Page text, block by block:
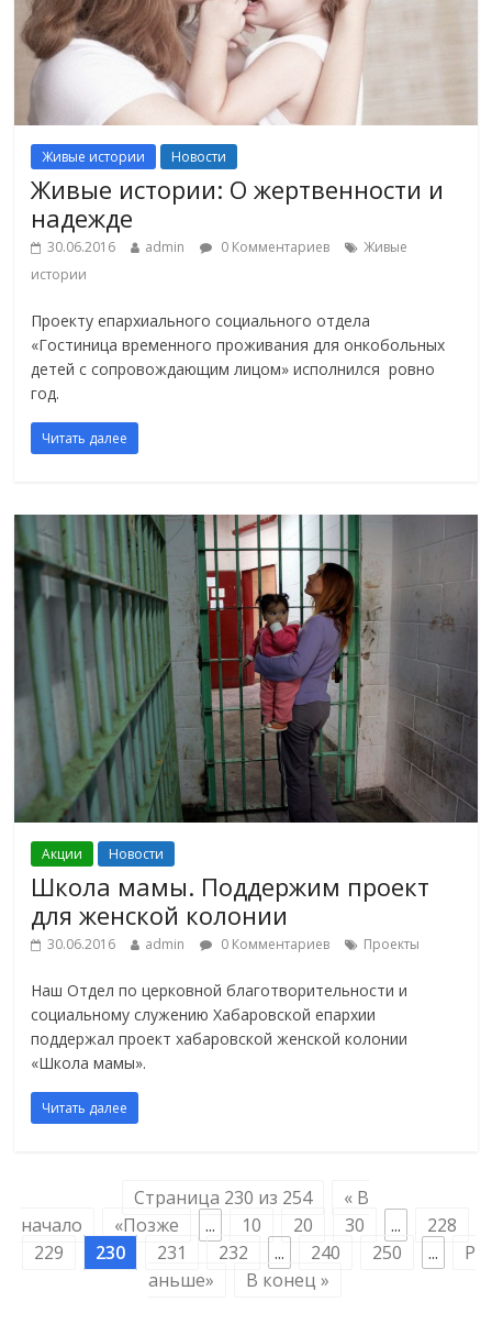
Живые истории Новости
Живые истории: О жертвенности и
надежде
30.06.2016 admin 0 Комментариев
Живые
истории
Проекту епархиального социального отдела
«Гостиница временного проживания для онкобольных
детей с сопровождающим лицом» исполнился ровно
год.
Читать далее
Акции Новости
Школа мамы. Поддержим проект
для женской колонии
30.06.2016 admin 0 Комментариев Проекты
Наш Отдел по церковной благотворительности и
социальному служению Хабаровской епархии
поддержал проект хабаровской женской колонии
«Школа мамы».
Читать далее
Страница 230 из 254
« В
начало
«Позже ... 10 20 30 ...
228
229
230 231 232 ... 240 250 ...
Р
аньше»
В конец »